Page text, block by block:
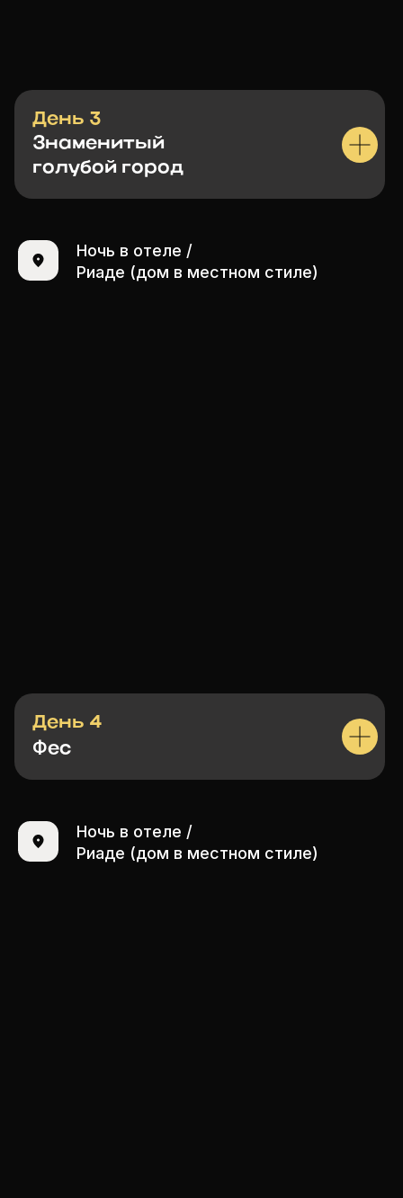
День 3
Знаменитый
голубой город
Ночь в отеле /
Риаде (дом в местном стиле)
День 4
Фес
Ночь в отеле /
Риаде (дом в местном стиле)